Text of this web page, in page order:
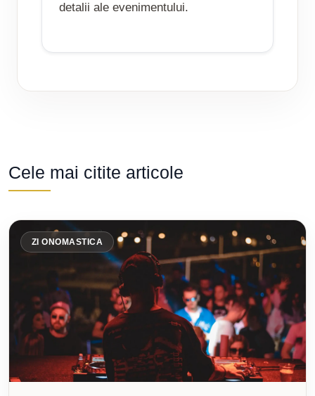
detalii ale evenimentului.
Cele mai citite articole
ZI ONOMASTICA